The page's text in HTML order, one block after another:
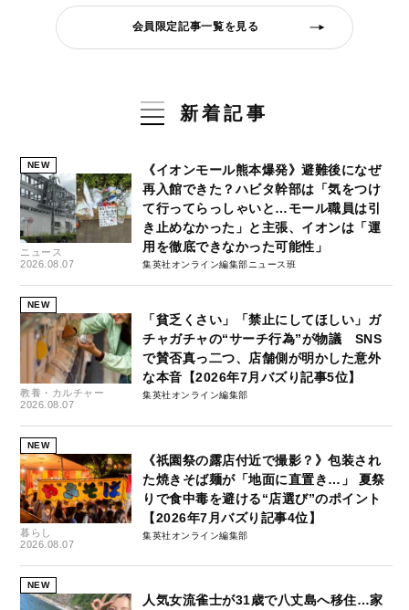
会員限定記事一覧を見る
新着記事
NEW
ニュース
2026.08.07
《イオンモール熊本爆発》避難後になぜ
再入館できた？ハビタ幹部は「気をつけ
て行ってらっしゃいと…モール職員は引
き止めなかった」と主張、イオンは「運
用を徹底できなかった可能性」
集英社オンライン編集部ニュース班
NEW
教養・カルチャー
2026.08.07
「貧乏くさい」「禁止にしてほしい」ガ
チャガチャの“サーチ行為”が物議 SNS
で賛否真っ二つ、店舗側が明かした意外
な本音【2026年7月バズり記事5位】
集英社オンライン編集部
NEW
暮らし
2026.08.07
《祇園祭の露店付近で撮影？》包装され
た焼きそば麺が「地面に直置き…」 夏祭
りで食中毒を避ける“店選び”のポイント
【2026年7月バズり記事4位】
集英社オンライン編集部
NEW
人気女流雀士が31歳で八丈島へ移住…家